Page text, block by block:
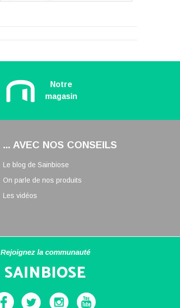
Notre
magasin
... AVEC NOS CONSEILS
Le blog de Sainbiose
On parle de nos produits
Les vidéos
Rejoignez la communauté
SAINBIOSE